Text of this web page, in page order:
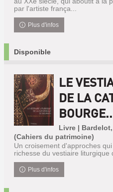
par l'artiste frança...
Plus d'infos
Disponible
LE
DE LA
Livre |
(Cahiers du patrimoine)
Un croisement d'approches
richesse du vestiaire liturgique
Plus d'infos